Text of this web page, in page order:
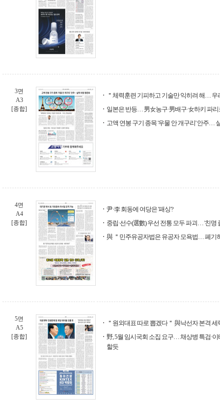
3면
A3
[종합]
＂체력훈련 기피하고 기술만 익히려 해… 우
일본은 반등… 男女농구·男배구·女하키 파리
고액 연봉 구기 종목 '우물 안 개구리' 안주…
4면
A4
[종합]
尹·李 회동에 여당은 '패싱'?
중립·선수(選數) 우선 전통 모두 파괴… '친명
與 ＂민주유공자법은 유공자 모욕법… 폐기
5면
A5
[종합]
＂원외대표 따로 뽑겠다＂ 與낙선자 본격 세
野, 5월 임시국회 소집 요구… 채상병 특검·
할듯